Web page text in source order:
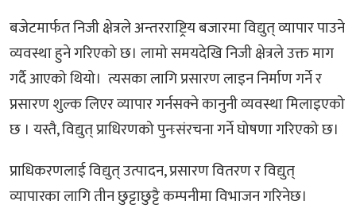
बजेटमार्फत निजी क्षेत्रले अन्तरराष्ट्रिय बजारमा विद्युत् व्यापार पाउने
व्यवस्था हुने गरिएको छ। लामो समयदेखि निजी क्षेत्रले उक्त माग
गर्दै आएको थियो। त्यसका लागि प्रसारण लाइन निर्माण गर्ने र
प्रसारण शुल्क लिएर व्यापार गर्नसक्ने कानुनी व्यवस्था मिलाइएको
छ । यस्तै, विद्युत् प्राधिरणको पुनःसंरचना गर्ने घोषणा गरिएको छ।
प्राधिकरणलाई विद्युत् उत्पादन, प्रसारण वितरण र विद्युत्
व्यापारका लागि तीन छुट्टाछुट्टै कम्पनीमा विभाजन गरिनेछ।